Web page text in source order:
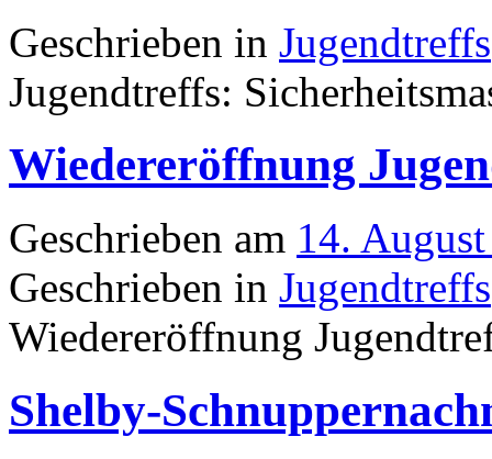
Geschrieben in Jugendtreffs
Jugendtreffs:
Wiedereröffnung
Geschrieben am 14.
Geschrieben in Jugendtreffs
Wiedereröffnung
Shelby-